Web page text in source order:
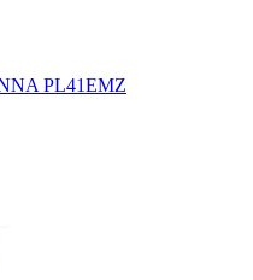
PL41ЕМZ